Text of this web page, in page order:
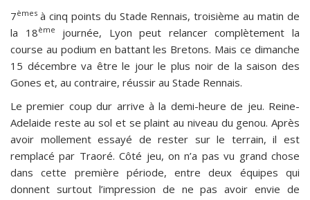
7èmes à cinq points du Stade Rennais, troisième au matin de
la 18ème
journée, Lyon peut relancer complètement la
course au podium en battant les Bretons. Mais ce dimanche
15 décembre va être le jour le plus noir de la saison des
Gones et, au contraire, réussir au Stade Rennais.
Le premier coup dur arrive à la demi-heure de jeu. Reine-
Adelaide reste au sol et se plaint au niveau du genou. Après
avoir mollement essayé de rester sur le terrain, il est
remplacé par Traoré. Côté jeu, on n’a pas vu grand chose
dans cette première période, entre deux équipes qui
donnent surtout l’impression de ne pas avoir envie de